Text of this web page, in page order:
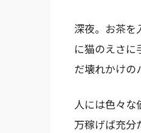
深夜。お茶を
に猫のえさに
だ壊れかけの
人には色々な
万稼げば充分